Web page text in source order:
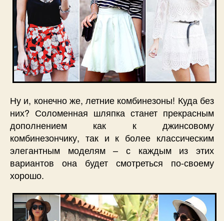
Ну и, конечно же, летние комбинезоны! Куда без
них? Соломенная шляпка станет прекрасным
дополнением как к джинсовому
комбинезончику, так и к более классическим
элегантным моделям – с каждым из этих
вариантов она будет смотреться по-своему
хорошо.